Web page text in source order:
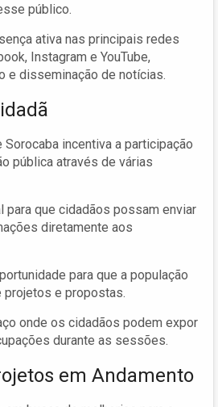
público.
ativa nas principais redes
Instagram e YouTube,
e disseminação de notícias.
Sorocaba incentiva a participação
pública através de várias
para que cidadãos possam enviar
diretamente aos
para que a população
e propostas.
onde os cidadãos podem expor
durante as sessões.
em Andamento